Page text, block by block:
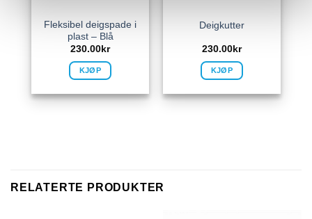
Fleksibel deigspade i
plast – Blå
230.00 kr
KJØP
Deigkutter
230.00 kr
KJØP
RELATERTE PRODUKTER